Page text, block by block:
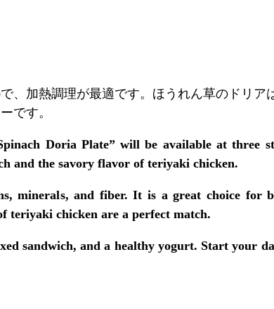
、加熱調理が最適です。ほうれん草のドリア
です。
Doria Plate” will be available at three
and the savory flavor of teriyaki chicken.
minerals, and fiber. It is a great choice for
teriyaki chicken are a perfect match.
sandwich, and a healthy yogurt. Start your